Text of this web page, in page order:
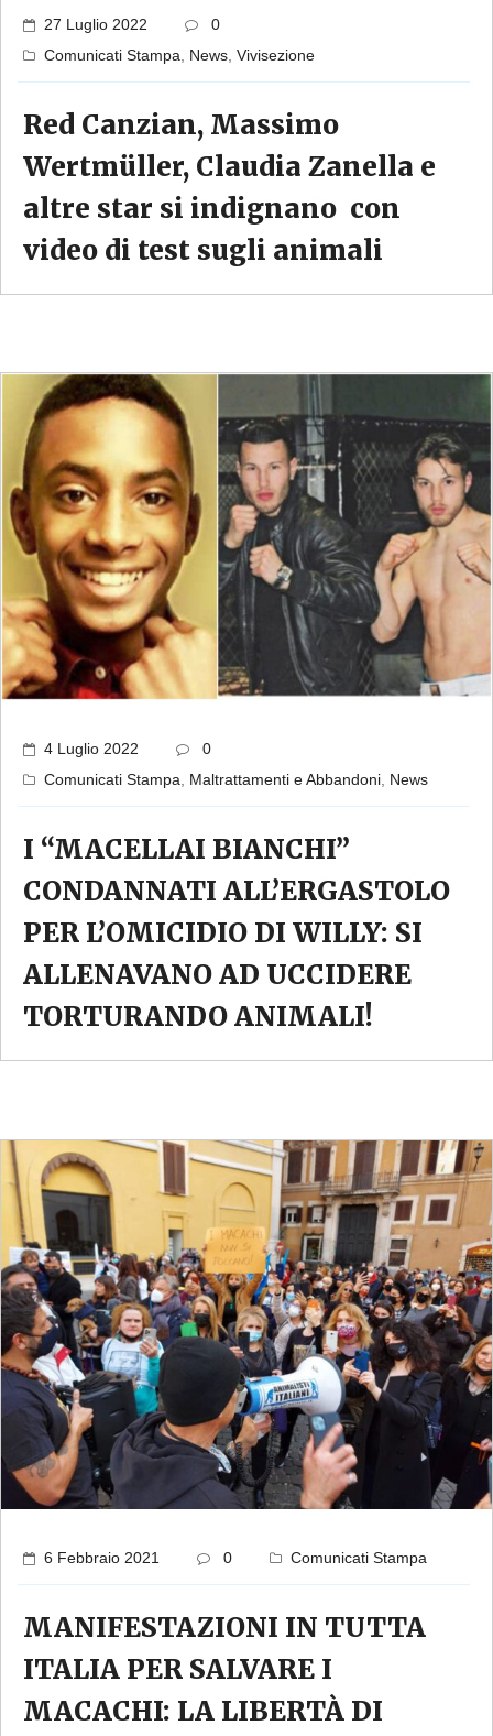
27 Luglio 2022
0
Comunicati Stampa, News, Vivisezione
Red Canzian, Massimo
Wertmüller, Claudia Zanella e
altre star si indignano con
video di test sugli animali
4 Luglio 2022
0
Comunicati Stampa, Maltrattamenti e Abbandoni, News
I “MACELLAI BIANCHI”
CONDANNATI ALL’ERGASTOLO
PER L’OMICIDIO DI WILLY: SI
ALLENAVANO AD UCCIDERE
TORTURANDO ANIMALI!
6 Febbraio 2021 0 Comunicati Stampa
MANIFESTAZIONI IN TUTTA
ITALIA PER SALVARE I
MACACHI: LA LIBERTÀ DI